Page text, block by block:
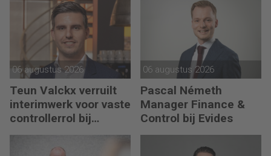
06 augustus 2026
Teun Valckx verruilt
interimwerk voor vaste
controllerrol bij
Synthon
06 augustus 2026
Pascal Németh
Manager Finance &
Control bij Evides